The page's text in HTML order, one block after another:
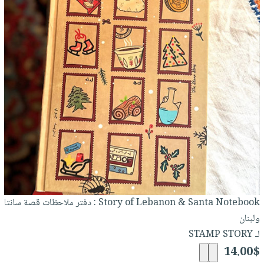
Story of Lebanon & Santa Notebook : دفتر ملاحظات قصة سانتا
ولبنان
لـ STAMP STORY
14.00$